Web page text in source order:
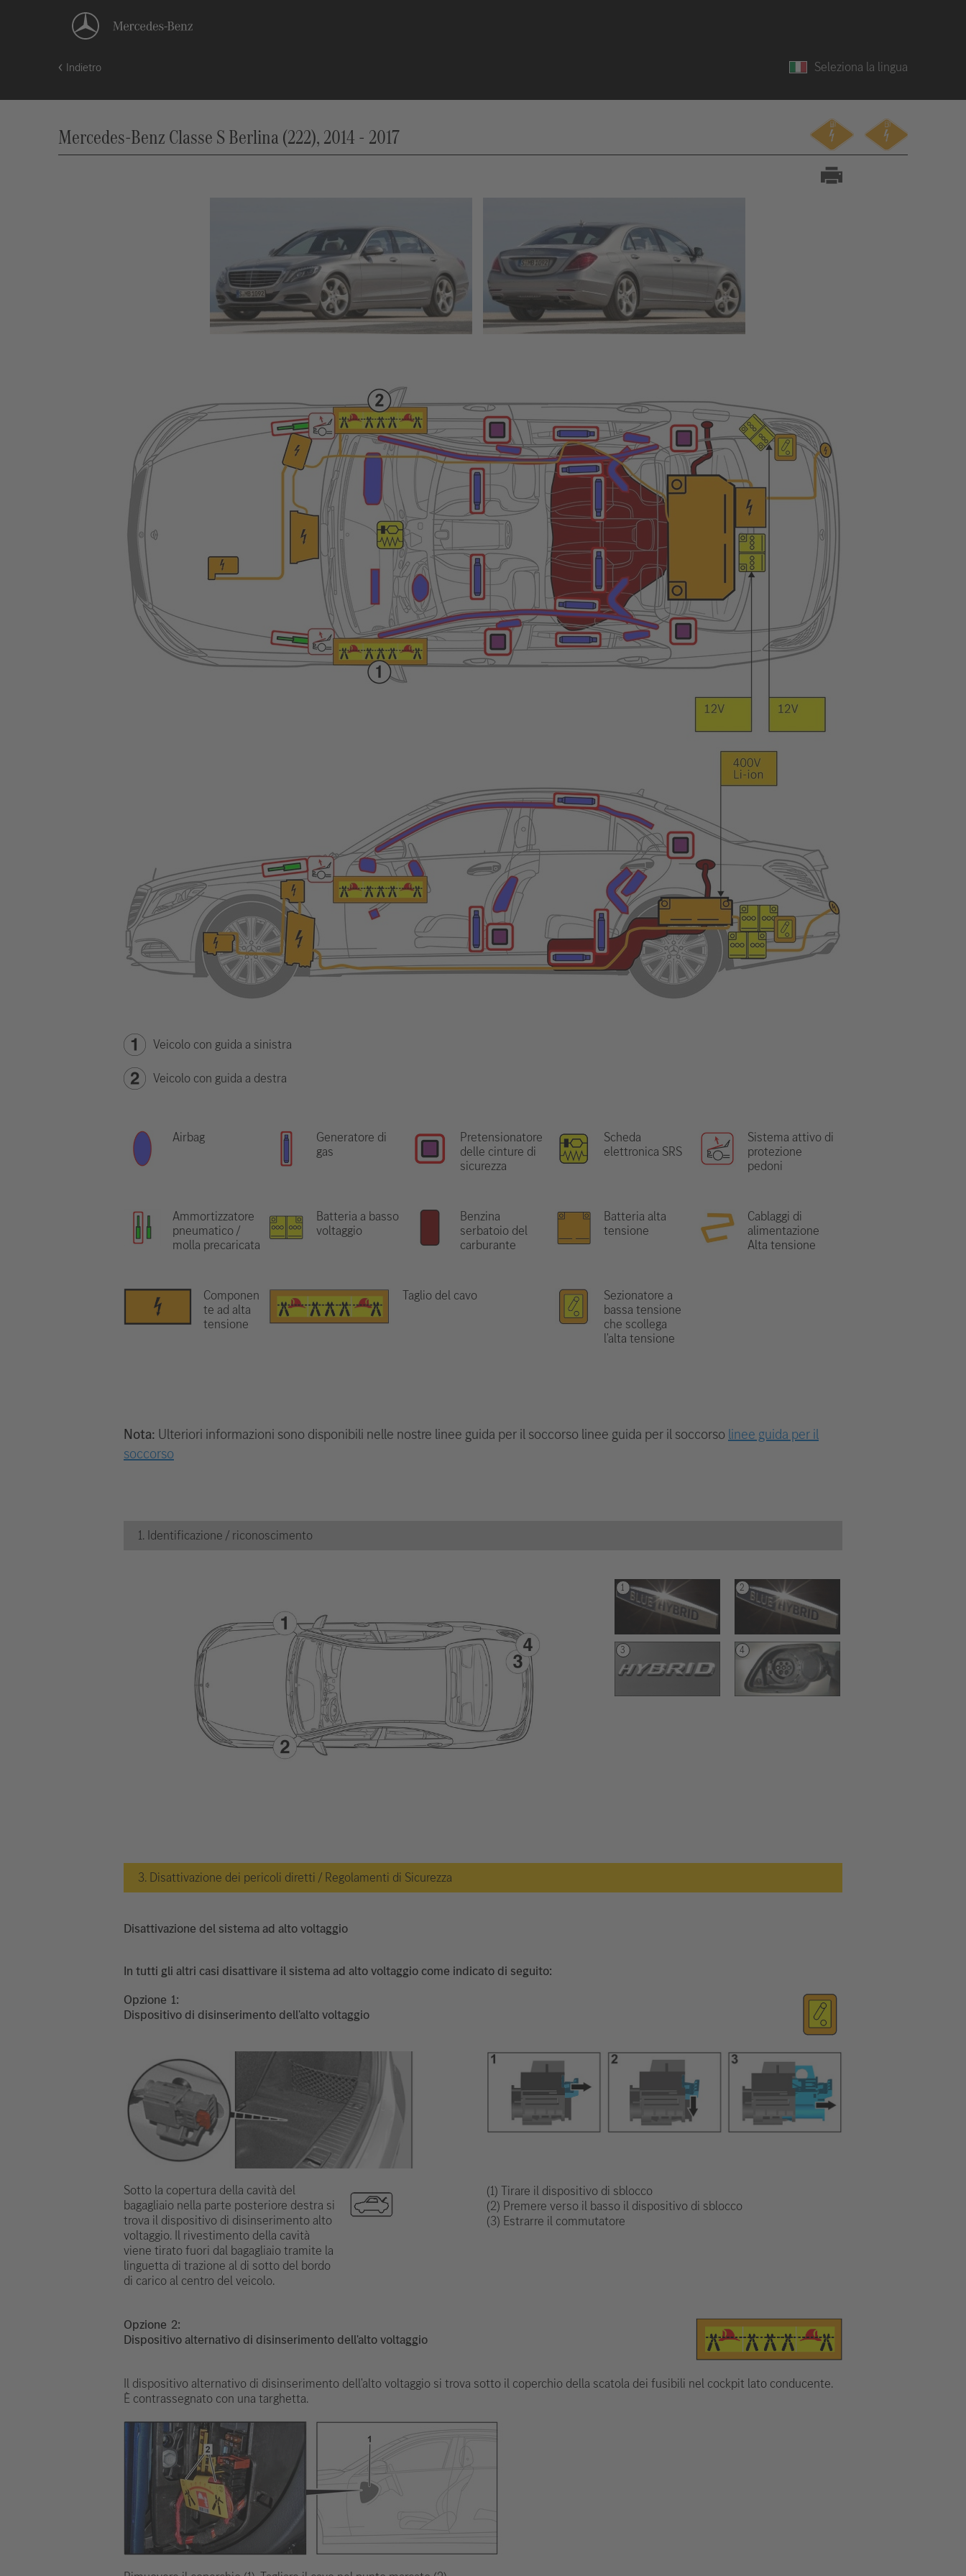
Indietro Seleziona la lingua
Mercedes-Benz Classe S Berlina (222), 2014 - 2017
Veicolo con guida a sinistra
Veicolo con guida a destra
Airbag
Generatore di
gas
Pretensionatore
delle cinture di
sicurezza
Scheda
elettronica SRS
Sistema attivo di
protezione
pedoni
Ammortizzatore
pneumatico /
molla precaricata
Batteria a basso
voltaggio
Benzina
serbatoio del
carburante
Batteria alta
tensione
Cablaggi di
alimentazione
Alta tensione
Componen
te ad alta
tensione
Taglio del cavo
Sezionatore a
bassa tensione
che scollega
l'alta tensione
Nota: Ulteriori informazioni sono disponibili nelle nostre linee guida per il soccorso linee guida per il soccorso linee guida per il
soccorso
1. Identificazione / riconoscimento
3. Disattivazione dei pericoli diretti / Regolamenti di Sicurezza
Disattivazione del sistema ad alto voltaggio
In tutti gli altri casi disattivare il sistema ad alto voltaggio come indicato di seguito:
Opzione
Dispositivo di disinserimento dell'alto voltaggio
Sotto la copertura della cavità del
bagagliaio nella parte posteriore destra si
trova il dispositivo di disinserimento alto
voltaggio. Il rivestimento della cavità
viene tirato fuori dal bagagliaio tramite la
linguetta di trazione al di sotto del bordo
di carico al centro del veicolo.
(1) Tirare il dispositivo di sblocco
(2) Premere verso il basso il dispositivo di sblocco
(3) Estrarre il commutatore
Opzione
Dispositivo alternativo di disinserimento dell'alto voltaggio
Il dispositivo alternativo di disinserimento dell'alto voltaggio si trova sotto il coperchio della scatola dei fusibili nel cockpit lato conducente.
È contrassegnato con una targhetta.